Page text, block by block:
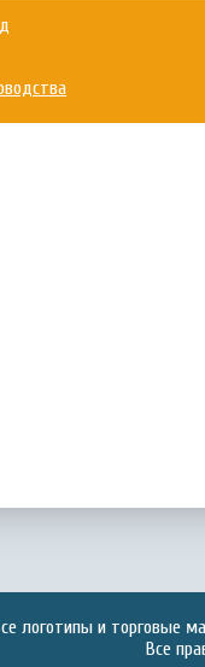
логотипы и торговые
Все